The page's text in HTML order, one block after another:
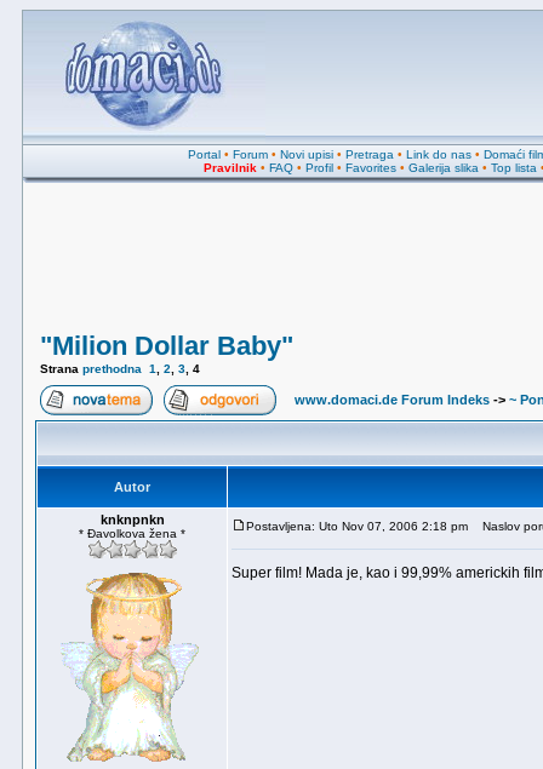
Portal• Forum• Novi upisi• Pretraga • Link do nas• Domaći
Pravilnik • FAQ • Profil • Favorites • Galerija slika • Top lista
"Milion Dollar Baby"
Strana prethodna 1 2 3 4
www.domaci.de Forum Indeks -> ~
Autor
knknpnkn
* Đavolkova žena *
Postavljena: Uto Nov 07, 2006 2:18 pm Naslov
Super film! Mada je, kao i 99,99% americkih